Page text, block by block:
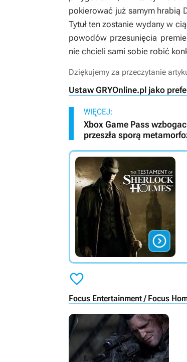
pokierować już samym hrabią
Tytuł ten zostanie wydany w
powodów przesunięcia
nie chcieli sami sobie robić
Dziękujemy za przeczytanie
Ustaw GRYOnline.pl jako
WIĘCEJ:
Xbox Game Pass
przeszła sporą


Focus Entertainment / Focus